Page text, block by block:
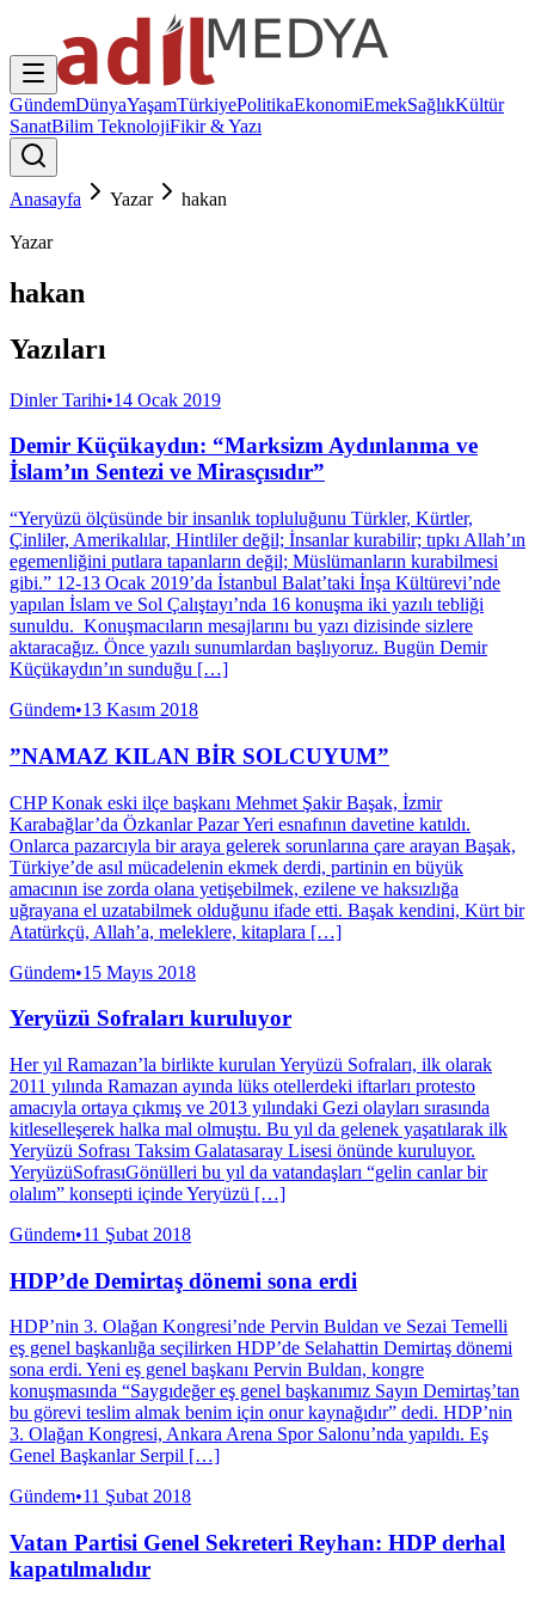
GündemDünyaYaşamTürkiyePolitikaEkonomiEmekSağlıkKültür
SanatBilim TeknolojiFikir & Yazı
Anasayfa Yazar hakan
Yazar
hakan
Yazıları
Dinler Tarihi•14 Ocak 2019
Demir Küçükaydın: “Marksizm Aydınlanma ve
İslam’ın Sentezi ve Mirasçısıdır”
“Yeryüzü ölçüsünde bir insanlık topluluğunu Türkler, Kürtler,
Çinliler, Amerikalılar, Hintliler değil; İnsanlar kurabilir; tıpkı Allah’ın
egemenliğini putlara tapanların değil; Müslümanların kurabilmesi
gibi.” 12-13 Ocak 2019’da İstanbul Balat’taki İnşa Kültürevi’nde
yapılan İslam ve Sol Çalıştayı’nda 16 konuşma iki yazılı tebliği
sunuldu. Konuşmacıların mesajlarını bu yazı dizisinde sizlere
aktaracağız. Önce yazılı sunumlardan başlıyoruz. Bugün Demir
Küçükaydın’ın sunduğu […]
Gündem•13 Kasım 2018
”NAMAZ KILAN BİR SOLCUYUM”
CHP Konak eski ilçe başkanı Mehmet Şakir Başak, İzmir
Karabağlar’da Özkanlar Pazar Yeri esnafının davetine katıldı.
Onlarca pazarcıyla bir araya gelerek sorunlarına çare arayan Başak,
Türkiye’de asıl mücadelenin ekmek derdi, partinin en büyük
amacının ise zorda olana yetişebilmek, ezilene ve haksızlığa
uğrayana el uzatabilmek olduğunu ifade etti. Başak kendini, Kürt bir
Atatürkçü, Allah’a, meleklere, kitaplara […]
Gündem•15 Mayıs 2018
Yeryüzü Sofraları kuruluyor
Her yıl Ramazan’la birlikte kurulan Yeryüzü Sofraları, ilk olarak
2011 yılında Ramazan ayında lüks otellerdeki iftarları protesto
amacıyla ortaya çıkmış ve 2013 yılındaki Gezi olayları sırasında
kitleselleşerek halka mal olmuştu. Bu yıl da gelenek yaşatılarak ilk
Yeryüzü Sofrası Taksim Galatasaray Lisesi önünde kuruluyor.
YeryüzüSofrasıGönülleri bu yıl da vatandaşları “gelin canlar bir
olalım” konsepti içinde Yeryüzü […]
Gündem•11 Şubat 2018
HDP’de Demirtaş dönemi sona erdi
HDP’nin 3. Olağan Kongresi’nde Pervin Buldan ve Sezai Temelli
eş genel başkanlığa seçilirken HDP’de Selahattin Demirtaş dönemi
sona erdi. Yeni eş genel başkanı Pervin Buldan, kongre
konuşmasında “Saygıdeğer eş genel başkanımız Sayın Demirtaş’tan
bu görevi teslim almak benim için onur kaynağıdır” dedi. HDP’nin
3. Olağan Kongresi, Ankara Arena Spor Salonu’nda yapıldı. Eş
Genel Başkanlar Serpil […]
Gündem•11 Şubat 2018
Vatan Partisi Genel Sekreteri Reyhan: HDP derhal
kapatılmalıdır